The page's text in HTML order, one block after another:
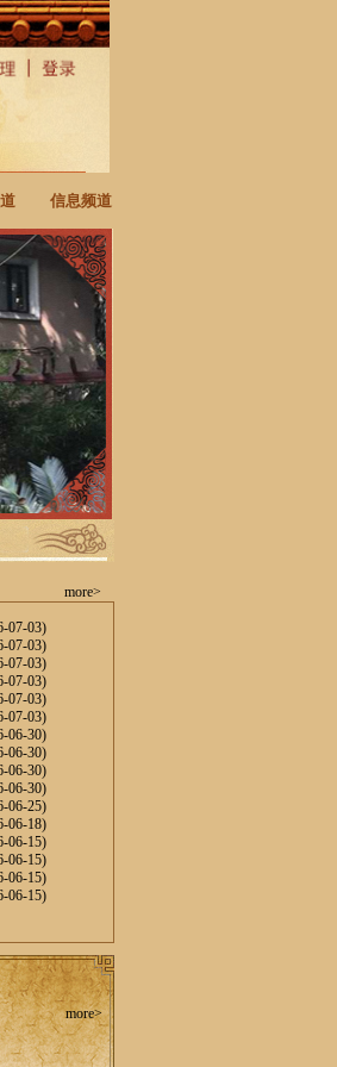
信息频道
字 方便千万家 热爱祖国语言文字 构建和谐校园
more>
07-03)
07-03)
07-03)
07-03)
07-03)
07-03)
06-30)
06-30)
06-30)
06-30)
06-25)
06-18)
06-15)
06-15)
06-15)
06-15)
more>